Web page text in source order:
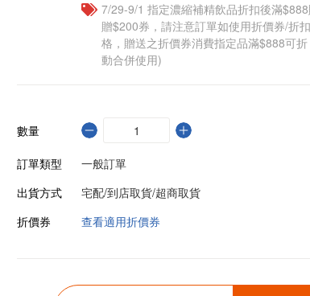
7/29-9/1 指定濃縮補精飲品​折扣後滿
贈$200券，請注意訂單如使用折價券/折
格，贈送之折價券消費指定品滿$888可
動合併使用)
數量
訂單類型
一般訂單
出貨方式
宅配/到店取貨/超商取貨
折價券
查看適用折價券